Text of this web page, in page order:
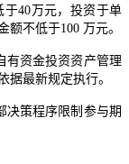
40万元，投资于单
不低于100 万元。
有资金投资资产管理
据最新规定执行。
决策程序限制参与期